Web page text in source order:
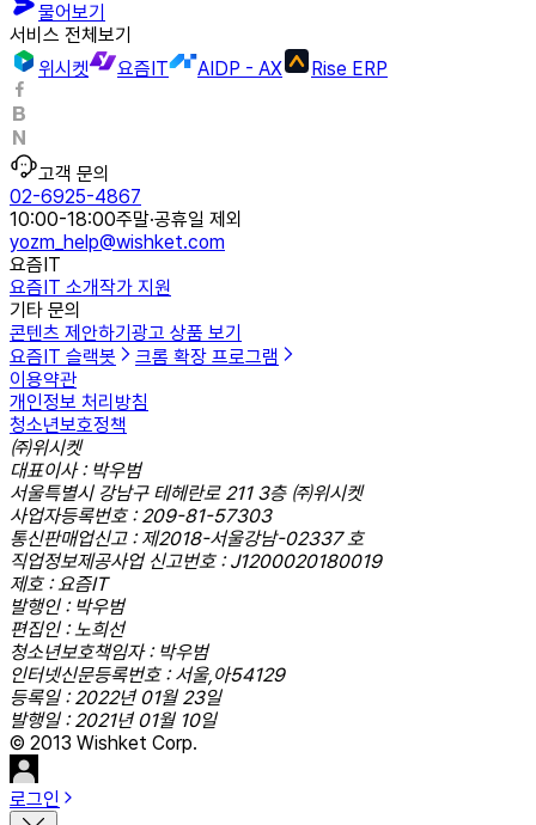
물어보기
서비스 전체보기
위시켓
요즘IT AIDP - AX Rise ERP
고객 문의
02-6925-4867
10:00-18:00주말·공휴일 제외
yozm_help@wishket.com
요즘IT
요즘IT 소개작가 지원
기타 문의
콘텐츠 제안하기 광고 상품 보기
요즘IT 슬랙봇
크롬 확장 프로그램
이용약관
개인정보 처리방침
청소년보호정책
㈜위시켓
대표이사 : 박우범
서울특별시 강남구 테헤란로 211 3층 ㈜위시켓
사업자등록번호 : 209-81-57303
통신판매업신고 : 제2018-서울강남-02337 호
직업정보제공사업 신고번호 : J1200020180019
제호 : 요즘IT
발행인 : 박우범
편집인 : 노희선
청소년보호책임자 : 박우범
인터넷신문등록번호 : 서울,아54129
등록일 : 2022년 01월 23일
발행일 : 2021년 01월 10일
© 2013 Wishket Corp.
로그인